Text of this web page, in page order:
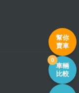
幫你
賣車
車輛
比較
0